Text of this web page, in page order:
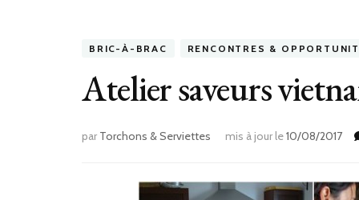
BRIC-À-BRAC RENCONTRES &
Atelier saveurs
par Torchons & Serviettes mis à jour le10/08/2017